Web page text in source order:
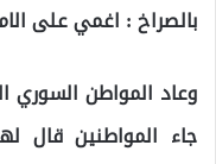
بالصراخ : اغمي على
وعاد المواطن السوري
جاء المواطنين قال